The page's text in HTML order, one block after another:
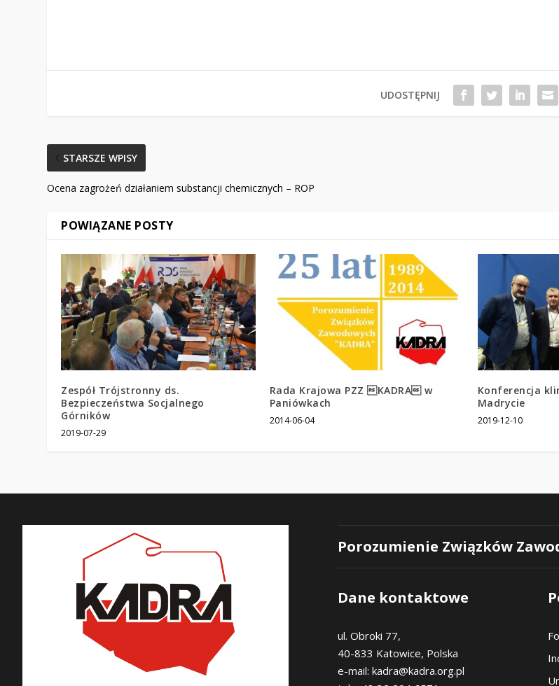
UDOSTĘPNIJ
STARSZE WPISY
Ocena zagrożeń działaniem substancji chemicznych – ROP
POWIĄZANE POSTY
Zespół Trójstronny ds.
Bezpieczeństwa Socjalnego
Górników
2019-07-29
Rada Krajowa PZZ KADRA w
Paniówkach
2014-06-04
Konferencja
Madrycie
2019-12-10
Porozumienie Związków
Dane kontaktowe
ul. Obroki 77,
40-833 Katowice, Polska
e-mail: kadra@kadra.org.pl